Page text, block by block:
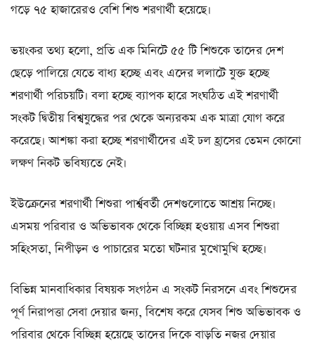
গড়ে ৭৫ হাজারেরও বেশি শিশু শরণার্থী হয়েছে।
ভয়ংকর তথ্য হলো, প্রতি এক মিনিটে ৫৫ টি শিশুকে তাদের দেশ
ছেড়ে পালিয়ে যেতে বাধ্য হচ্ছে এবং এদের ললাটে যুক্ত হচ্ছে
শরণার্থী পরিচয়টি। বলা হচ্ছে ব্যাপক হারে সংঘঠিত এই শরণার্থী
সংকট দ্বিতীয় বিশ্বযুদ্ধের পর থেকে অন্যরকম এক মাত্রা যোগ করে
করেছে। আশঙ্কা করা হচ্ছে শরণার্থীদের এই ঢল হ্রাসের তেমন কোনো
লক্ষণ নিকট ভবিষ্যতে নেই।
ইউক্রেনের শরণার্থী শিশুরা পার্শ্ববর্তী দেশগুলোতে আশ্রয় নিচ্ছে।
এসময় পরিবার ও অভিভাবক থেকে বিচ্ছিন্ন হওয়ায় এসব শিশুরা
সহিংসতা, নিপীড়ন ও পাচারের মতো ঘটনার মুখোমুখি হচ্ছে।
বিভিন্ন মানবাধিকার বিষয়ক সংগঠন এ সংকট নিরসনে এবং শিশুদের
পূর্ণ নিরাপত্তা সেবা দেয়ার জন্য, বিশেষ করে যেসব শিশু অভিভাবক ও
পরিবার থেকে বিচ্ছিন্ন হয়েছে তাদের দিকে বাড়তি নজর দেয়ার